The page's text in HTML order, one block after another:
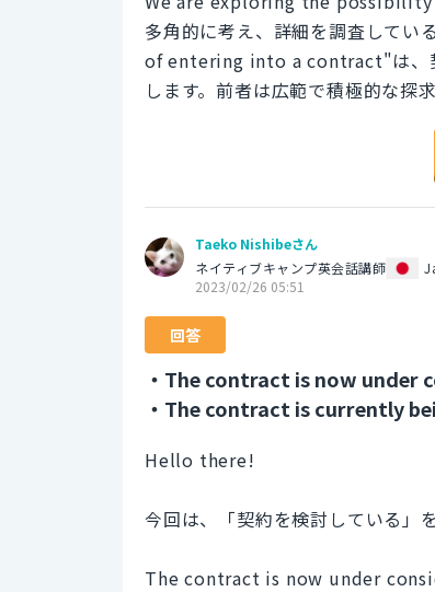
多角的に考え、詳細を調査して
of entering into a contract"は、
します。前者は広範で積極的な探
Taeko Nishibeさん
ネイティブキャンプ英会話講師
2023/02/26 05:51
回答
・The contract is now under
・The contract is currently
Hello there!
今回は、「契約を検討している」
The contract is now under